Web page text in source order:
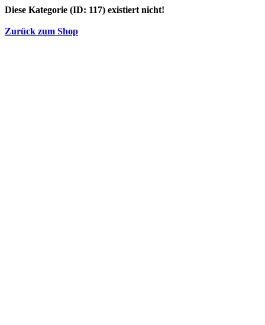
Diese Kategorie (ID: 117) existiert nicht!
Zurück zum Shop